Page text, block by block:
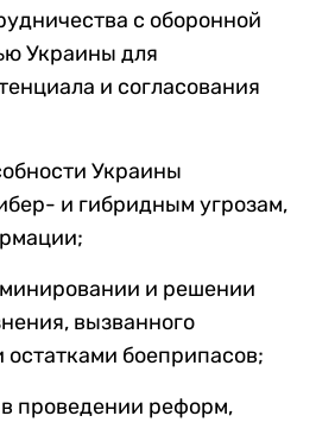
с оборонной
Украины для
и согласования
Украины
и гибридным угрозам,
и решении
вызванного
боеприпасов;
проведении реформ,